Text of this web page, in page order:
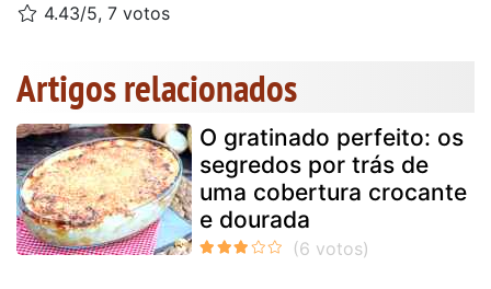
4.43/5, 7 votos
Artigos relacionados
O gratinado perfeito: os
segredos por trás de
uma cobertura crocante
e dourada